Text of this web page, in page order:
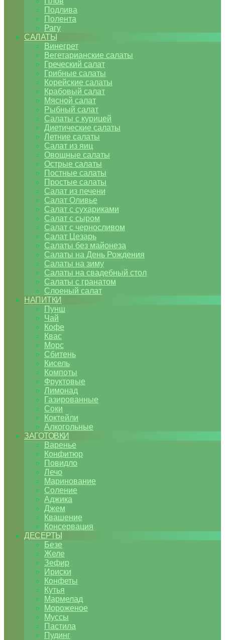
Подлива
Полента
Рагу
САЛАТЫ
Винегрет
Вегетарианские салаты
Греческий салат
Грибные салаты
Корейские салаты
Крабовый салат
Мясной салат
Рыбный салат
Салаты с курицей
Диетические салаты
Летние салаты
Салат из яиц
Овощные салаты
Острые салаты
Постные салаты
Простые салаты
Салат из печени
Салат Оливье
Салат с сухариками
Салат с сыром
Салат с черносливом
Салат Цезарь
Салаты без майонеза
Салаты на День Рождения
Салаты на зиму
Салаты на свадебный стол
Салаты с гранатом
Слоеный салат
НАПИТКИ
Пунш
Чай
Кофе
Квас
Морс
Сбитень
Кисель
Компоты
Фруктовые
Лимонад
Газированные
Соки
Коктейли
Алкогольные
ЗАГОТОВКИ
Варенье
Конфитюр
Повидло
Лечо
Маринование
Соление
Аджика
Джем
Квашение
Консервация
ДЕСЕРТЫ
Безе
Желе
Зефир
Ириски
Конфеты
Кутья
Мармелад
Мороженое
Муссы
Пастила
Пудинг